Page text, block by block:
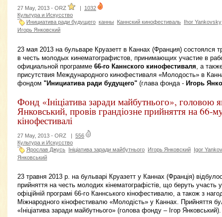
27 May, 2013 - ORZ | 1032
Культура и Искусство
Инициатива ради будущего канны Каннский кинофестиваль Ihor Yankovsky
Игорь Янковский
23 мая 2013 на бульваре Круазетт в Каннах (Франция) состоялся
в честь молодых кинематографистов, принимающих участие в
официальной программе 66-го Каннского кинофестиваля , а
присутствия Международного кинофестиваля «Молодость» в
фондом "Инициатива ради будущего" (глава фонда - Игорь
Фонд «Ініціатива заради майбутнього», головою
Янковський, провів грандіозне прийняття на 66-
кінофестивалі
27 May, 2013 - ORZ | 556
Культура и Искусство
Ярослав Джусь Ініціатива заради майбутнього Игорь Янковский Igor
Янковський
23 травня 2013 р. на бульварі Круазетт у Каннах (Франція)
прийняття на честь молодих кінематографістів, що беруть участь
офіційній програмі 66-го Каннського кінофестивалю, а також з
Міжнародного кінофестивалю «Молодість» у Каннах. Прийняття
«Ініціатива заради майбутнього» (голова фонду – Ігор Янковський).